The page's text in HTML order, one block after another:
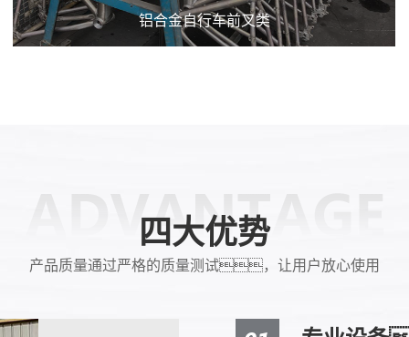
铝合金自行车前叉类
四大优势
产品质量通过严格的质量测试，让用户放心使用